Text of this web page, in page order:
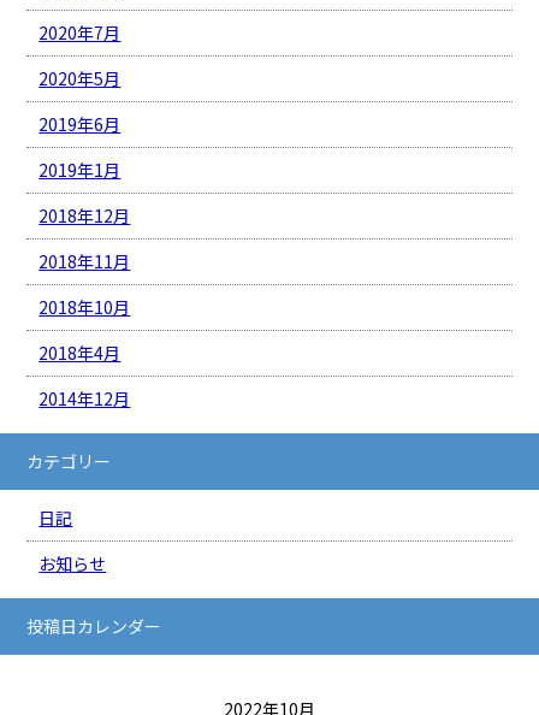
2020年7月
2020年5月
2019年6月
2019年1月
2018年12月
2018年11月
2018年10月
2018年4月
2014年12月
カテゴリー
日記
お知らせ
投稿日カレンダー
2022年10月